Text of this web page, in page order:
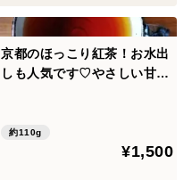
京都のほっこり紅茶！お水出
しも人気です♡やさしい甘み
用）
約110g
¥1,500